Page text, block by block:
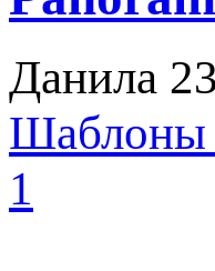
Данила
Шаблоны
1